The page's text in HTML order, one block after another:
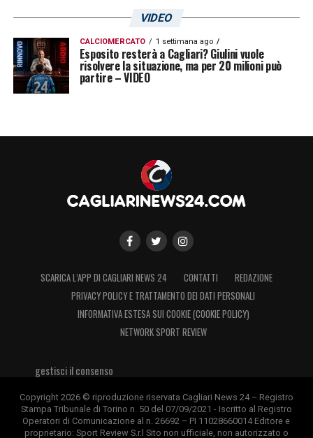
VIDEO
CALCIOMERCATO 1 settimana ago
Esposito resterà a Cagliari? Giulini vuole
risolvere la situazione, ma per 20 milioni può
partire – VIDEO
SCARICA L’APP DI CAGLIARI NEWS 24 CONTATTI
REDAZIONE
PRIVACY POLICY E TRATTAMENTO DEI DATI PERSONALI
INFORMATIVA ESTESA SUI COOKIE (COOKIE POLICY)
NETWORK SPORT REVIEW
gestisci il consenso
Copyright 2026 © riproduzione riservata Cagliari News 24 – Registro
Stampa Tribunale di Torino n. 50 del 07/09/2021 - Iscritto al Registro
Operatori di Comunicazione al n. 26692 – PI 11028660014 Editore e
proprietario: Sport Review S.r.l Sito non ufficiale, non autorizzato o